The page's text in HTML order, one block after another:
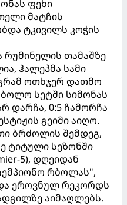
ფეხი
მატჩის
ტკივილს კოჭის
რუმინელის თამაშზე
ჰალეპმა სამი
ოთხჯერ დათმო
სეტში სიმონას
დარჩა, 0:5 ჩამორჩა
გეიმი აიღო.
ბრძოლის შემდეგ,
ტიტული სეზონში
5), დღეიდან
რბოლას",
ეროვნულ რეკორდს
აიმაღლებს.